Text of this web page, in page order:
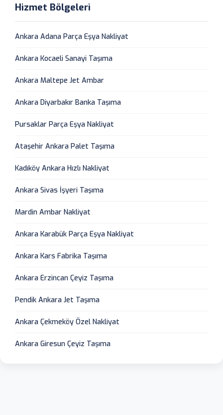
Hizmet Bölgeleri
Ankara Adana Parça Eşya Nakliyat
Ankara Kocaeli Sanayi Taşıma
Ankara Maltepe Jet Ambar
Ankara Diyarbakır Banka Taşıma
Pursaklar Parça Eşya Nakliyat
Ataşehir Ankara Palet Taşıma
Kadıköy Ankara Hızlı Nakliyat
Ankara Sivas İşyeri Taşıma
Mardin Ambar Nakliyat
Ankara Karabük Parça Eşya Nakliyat
Ankara Kars Fabrika Taşıma
Ankara Erzincan Çeyiz Taşıma
Pendik Ankara Jet Taşıma
Ankara Çekmeköy Özel Nakliyat
Ankara Giresun Çeyiz Taşıma